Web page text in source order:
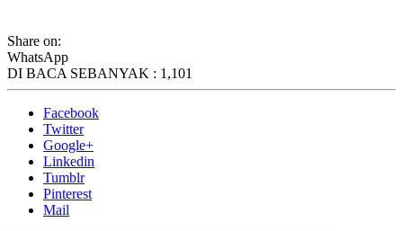
Share on:
WhatsApp
DI BACA SEBANYAK : 1,101
Facebook
Twitter
Google+
Linkedin
Tumblr
Pinterest
Mail